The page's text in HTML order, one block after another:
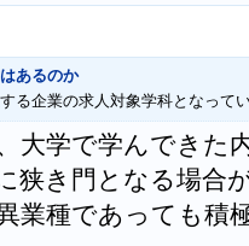
あるのか
る企業の求人対象学科となって
大学で学んできた
狭き門となる場合
業種であっても積